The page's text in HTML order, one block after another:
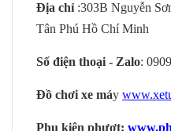
Địa chỉ :303B Nguyễn
Tân Phú Hồ Chí Minh
Số điện thoại - Zalo:
Đồ chơi xe máy
Phụ kiện phượt: